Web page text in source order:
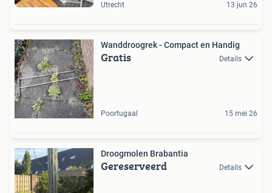
Utrecht 13 jun 26
Wanddroogrek - Compact en Handig
Gratis Details
Poortugaal 15 mei 26
Droogmolen Brabantia
Gereserveerd Details